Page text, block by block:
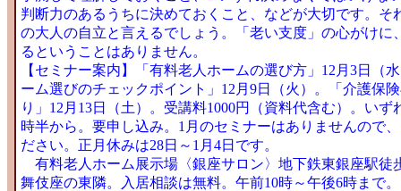
判断力のあるうちに決めておくこと、などが大切です。そ
の大人の自立と言えるでしょう。「老い支度」の心がけに
るということはありません。
【セミナー案内】「有料老人ホームの選び方」12月3日（
ーム選びのチェックポイント」12月9日（火）。「介護保
り」12月13日（土）。受講料1000円（資料代含む）。いず
時半から。要申し込み。1月のセミナーはありませんので
ださい。正月休みは28日～1月4日です。
有料老人ホーム展示場〈銀座サロン〉地下鉄東銀座駅徒
舞伎座の東隣。入居相談は無料。午前10時～午後6時まで